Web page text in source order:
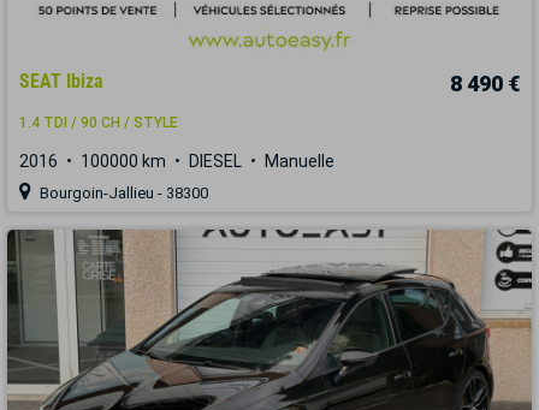
SEAT Ibiza 8 490 €
1.4 TDI / 90 CH / STYLE
2016 100000 km DIESEL Manuelle
Bourgoin-Jallieu - 38300